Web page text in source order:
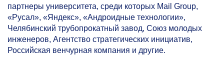
партнеры университета, среди которых Mail Group,
«Русал», «Яндекс», «Андроидные технологии»,
Челябинский трубопрокатный завод, Союз молодых
инженеров, Агентство стратегических инициатив,
Российская венчурная компания и другие.